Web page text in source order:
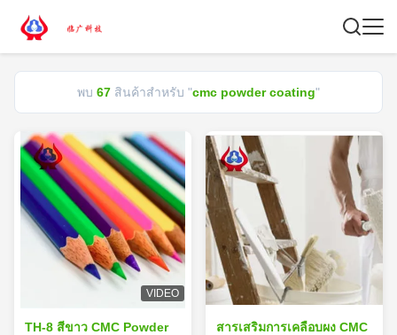
พบ 67 สินค้าสำหรับ "cmc powder coating"
VIDEO
TH-8 สีขาว CMC Powder
สารเสริมการเคลือบผง CMC